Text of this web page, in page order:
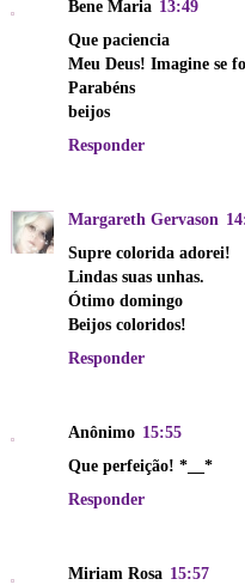
Bene Maria 13:49
Que paciencia
Meu Deus! Imagine se
Parabéns
beijos
Responder
Margareth Gervason
Supre colorida adorei!
Lindas suas unhas.
Ótimo domingo
Beijos coloridos!
Responder
Anônimo 15:55
Que perfeição! *__*
Responder
Miriam Rosa 15:57